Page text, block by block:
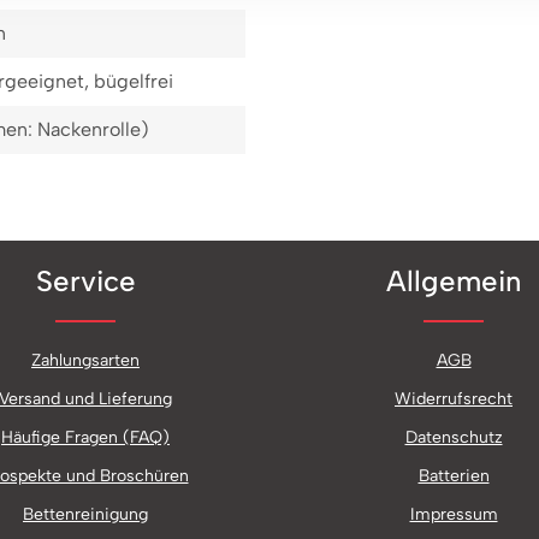
bügelfrei
Nackenrolle)
Service
Zahlungsarten
Versand und Lieferung
Häufige Fragen (FAQ)
und Broschüren
Bettenreinigung
Allgemein
AGB
Widerrufsrecht
Datenschutz
Batterien
Impressum